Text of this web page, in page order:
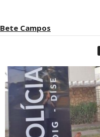
Bete Campos